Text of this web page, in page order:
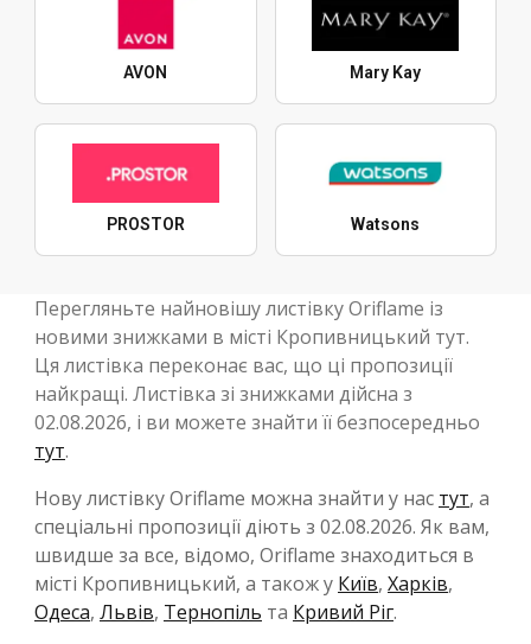
AVON Mary Kay
PROSTOR Watsons
Перегляньте найновішу листівку Oriflame із
новими знижками в місті Кропивницький тут.
Ця листівка переконає вас, що ці пропозиції
найкращі. Листівка зі знижками дійсна з
02.08.2026, і ви можете знайти її безпосередньо
тут.
Нову листівку Oriflame можна знайти у нас тут, а
спеціальні пропозиції діють з 02.08.2026. Як вам,
швидше за все, відомо, Oriflame знаходиться в
місті Кропивницький, а також у Київ, Харків,
Одеса, Львів, Тернопіль та Кривий Ріг.